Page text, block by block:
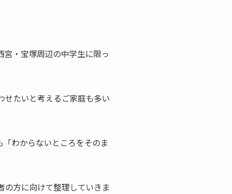
・宝塚周辺の中学生に限っ
せたいと考えるご家庭も多い
わからないところをそのま
の方に向けて整理していきま